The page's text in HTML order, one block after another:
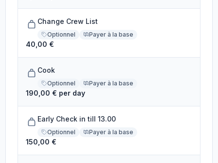
Change Crew List
Optionnel Payer à la base
40,00 €
Cook
Optionnel Payer à la base
190,00 € per day
Early Check in till 13.00
Optionnel Payer à la base
150,00 €